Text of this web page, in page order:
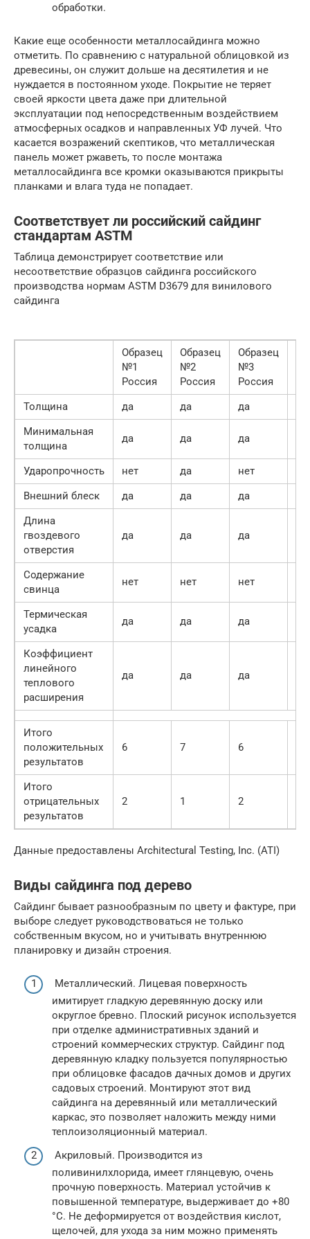
обработки.
Какие еще особенности металлосайдинга можно
отметить. По сравнению с натуральной облицовкой из
древесины, он служит дольше на десятилетия и не
нуждается в постоянном уходе. Покрытие не теряет
своей яркости цвета даже при длительной
эксплуатации под непосредственным воздействием
атмосферных осадков и направленных УФ лучей. Что
касается возражений скептиков, что металлическая
панель может ржаветь, то после монтажа
металлосайдинга все кромки оказываются прикрыты
планками и влага туда не попадает.
Соответствует ли российский сайдинг
стандартам ASTM
Таблица демонстрирует соответствие или
несоответствие образцов сайдинга российского
производства нормам ASTM D3679 для винилового
сайдинга
Образец
№1
Россия
Образец
№2
Россия
Образец
№3
Россия
Толщина
да да да
Минимальная
толщина
да да да
Ударопрочность нет да нет
Внешний блеск
да да да
Длина
гвоздевого
отверстия
да да да
Содержание
свинца
нет нет нет
Термическая
усадка
да да да
Коэффициент
линейного
теплового
расширения
да да да
Итого
положительных
результатов
6 7 6
Итого
отрицательных
результатов
2 1 2
Данные предоставлены Architectural Testing, Inc. (ATI)
Виды сайдинга под дерево
Сайдинг бывает разнообразным по цвету и фактуре, при
выборе следует руководствоваться не только
собственным вкусом, но и учитывать внутреннюю
планировку и дизайн строения.
Металлический. Лицевая поверхность
имитирует гладкую деревянную доску или
округлое бревно. Плоский рисунок используется
при отделке административных зданий и
строений коммерческих структур. Сайдинг под
деревянную кладку пользуется популярностью
при облицовке фасадов дачных домов и других
садовых строений. Монтируют этот вид
сайдинга на деревянный или металлический
каркас, это позволяет наложить между ними
теплоизоляционный материал.
Акриловый. Производится из
поливинилхлорида, имеет глянцевую, очень
прочную поверхность. Материал устойчив к
повышенной температуре, выдерживает до +80
°C. Не деформируется от воздействия кислот,
щелочей, для ухода за ним можно применять